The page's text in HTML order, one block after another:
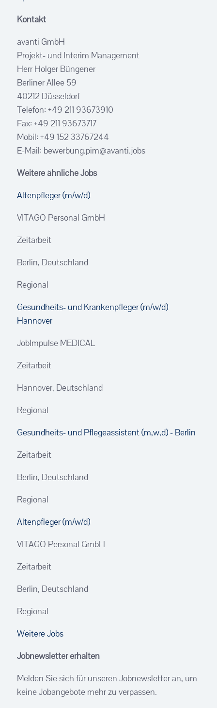
Kontakt
avanti GmbH
Projekt- und Interim Management
Herr Holger Büngener
Berliner Allee 59
40212 Düsseldorf
Telefon: +49 211 93673910
Fax: +49 211 93673717
Mobil: +49 152 33767244
E-Mail: bewerbung.pim@avanti.jobs
Weitere ähnliche Jobs
Altenpfleger (m/w/d)
VITAGO Personal GmbH
Zeitarbeit
Berlin, Deutschland
Regional
Gesundheits- und Krankenpfleger (m/w/d)
Hannover
JobImpulse MEDICAL
Zeitarbeit
Hannover, Deutschland
Regional
Gesundheits- und Pflegeassistent (m,w,d) - Berlin
Zeitarbeit
Berlin, Deutschland
Regional
Altenpfleger (m/w/d)
VITAGO Personal GmbH
Zeitarbeit
Berlin, Deutschland
Regional
Weitere Jobs
Jobnewsletter erhalten
Melden Sie sich für unseren Jobnewsletter an, um
keine Jobangebote mehr zu verpassen.